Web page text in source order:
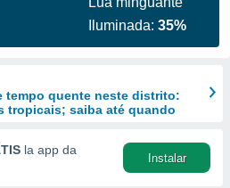
Iluminada:35%
tempo quente neste distrito:
tropicais; saiba até quando
la app da
Instalar